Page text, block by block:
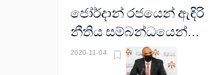
ජෝර්දාන් රජයෙන් ඇඳිරි
නීතිය සම්බන්ධයෙන්
විශේෂ නිවේදනයක්!
2020-11-04